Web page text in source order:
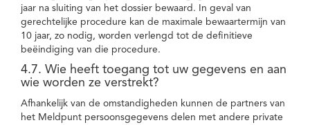
jaar na sluiting van het dossier bewaard. In geval van
gerechtelijke procedure kan de maximale bewaartermijn van
10 jaar, zo nodig, worden verlengd tot de definitieve
beëindiging van die procedure.
4.7. Wie heeft toegang tot uw gegevens en aan
wie worden ze verstrekt?
Afhankelijk van de omstandigheden kunnen de partners van
het Meldpunt persoonsgegevens delen met andere private